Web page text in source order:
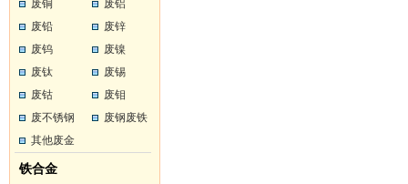
废铜
废铝
废铅
废锌
废钨
废镍
废钛
废锡
废钴
废钼
废不锈钢
废钢废铁
其他废金
属铁合金